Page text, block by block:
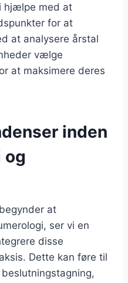
hjælpe med at
for at
at analysere årstal
vælge
at maksimere deres
inden
og
at
ser vi en
disse
Dette kan føre til